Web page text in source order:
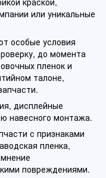
или уникальные
особые условия
до момента
пленок и
талоне,
дисплейные
навесного монтажа.
с признаками
пленка,
повреждениями.